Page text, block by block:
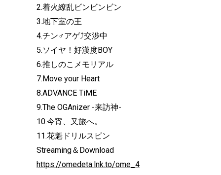
2.着火繚乱ビンビンビン
3.地下室の王
4.チン♂アゲ⤴交渉中
5.ソイヤ！好漢度BOY
6.推しのこメモリアル
7.Move your Heart
8.ADVANCE TiME
9.The OGAnizer -来訪神-
10.今宵、又旅へ。
11.花魁ドリルスピン
Streaming＆Download
https://omedeta.lnk.to/ome_4